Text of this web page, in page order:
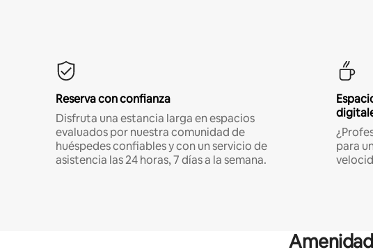
Reserva con confianza
Disfruta una estancia larga en espacios
evaluados por nuestra comunidad de
huéspedes confiables y con un servicio de
asistencia las 24 horas, 7 días a la semana.
para